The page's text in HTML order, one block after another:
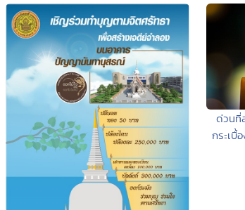
ด่วนที่
กระเบื้